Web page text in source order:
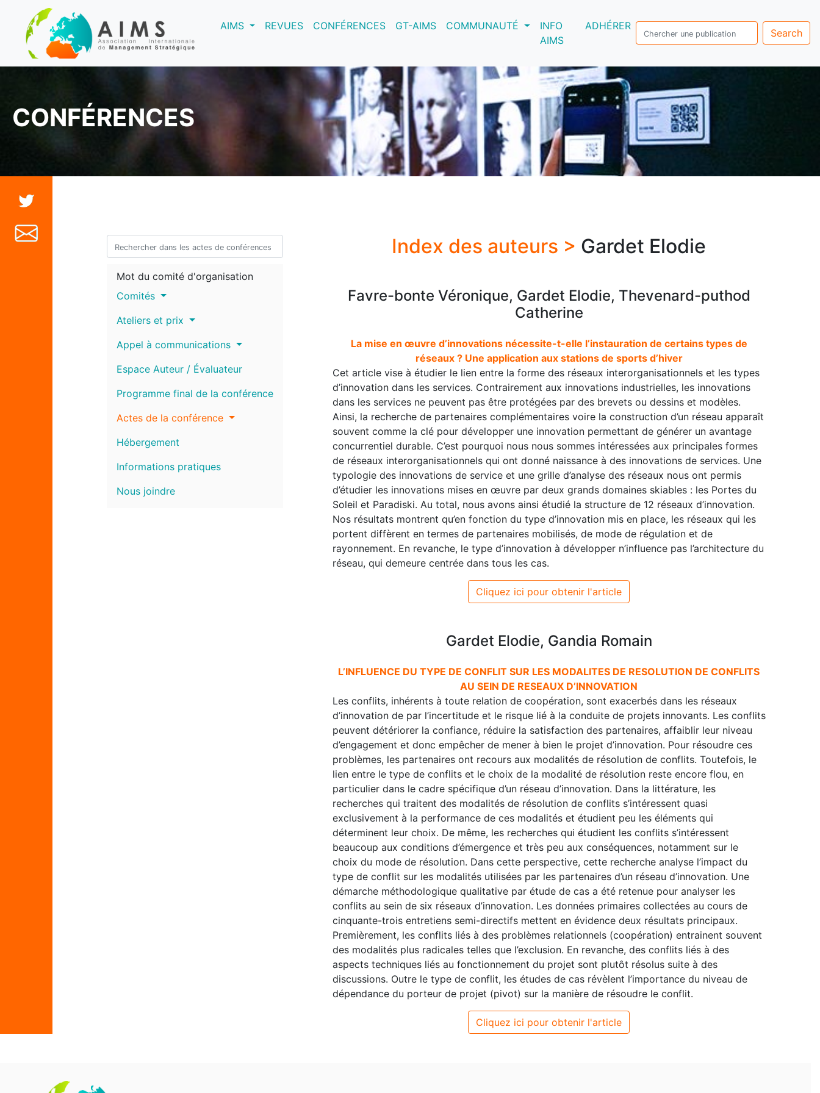
AIMS(current)REVUES CONFÉRENCES GT-AIMS COMMUNAUTÉ
INFO
AIMS
ADHÉRER
Search
CONFÉRENCES
Mot du comité d'organisation
Comités
Ateliers et prix
Appel à communications
Espace Auteur / Évaluateur
Programme final de la conférence
Actes de la conférence
Hébergement
Informations pratiques
Nous joindre
Index des auteurs > Gardet Elodie
Favre-bonte Véronique, Gardet Elodie, Thevenard-puthod
Catherine
La mise en œuvre d’innovations nécessite-t-elle l’instauration de certains types de
réseaux ? Une application aux stations de sports d’hiver
Cet article vise à étudier le lien entre la forme des réseaux interorganisationnels et les types
d’innovation dans les services. Contrairement aux innovations industrielles, les innovations
dans les services ne peuvent pas être protégées par des brevets ou dessins et modèles.
Ainsi, la recherche de partenaires complémentaires voire la construction d’un réseau apparaît
souvent comme la clé pour développer une innovation permettant de générer un avantage
concurrentiel durable. C’est pourquoi nous nous sommes intéressées aux principales formes
de réseaux interorganisationnels qui ont donné naissance à des innovations de services. Une
typologie des innovations de service et une grille d’analyse des réseaux nous ont permis
d’étudier les innovations mises en œuvre par deux grands domaines skiables : les Portes du
Soleil et Paradiski. Au total, nous avons ainsi étudié la structure de 12 réseaux d’innovation.
Nos résultats montrent qu’en fonction du type d’innovation mis en place, les réseaux qui les
portent diffèrent en termes de partenaires mobilisés, de mode de régulation et de
rayonnement. En revanche, le type d’innovation à développer n’influence pas l’architecture du
réseau, qui demeure centrée dans tous les cas.
Cliquez ici pour obtenir l'article
Gardet Elodie, Gandia Romain
L’INFLUENCE DU TYPE DE CONFLIT SUR LES MODALITES DE RESOLUTION DE CONFLITS
AU SEIN DE RESEAUX D’INNOVATION
Les conflits, inhérents à toute relation de coopération, sont exacerbés dans les réseaux
d’innovation de par l’incertitude et le risque lié à la conduite de projets innovants. Les conflits
peuvent détériorer la confiance, réduire la satisfaction des partenaires, affaiblir leur niveau
d’engagement et donc empêcher de mener à bien le projet d’innovation. Pour résoudre ces
problèmes, les partenaires ont recours aux modalités de résolution de conflits. Toutefois, le
lien entre le type de conflits et le choix de la modalité de résolution reste encore flou, en
particulier dans le cadre spécifique d’un réseau d’innovation. Dans la littérature, les
recherches qui traitent des modalités de résolution de conflits s’intéressent quasi
exclusivement à la performance de ces modalités et étudient peu les éléments qui
déterminent leur choix. De même, les recherches qui étudient les conflits s’intéressent
beaucoup aux conditions d’émergence et très peu aux conséquences, notamment sur le
choix du mode de résolution. Dans cette perspective, cette recherche analyse l’impact du
type de conflit sur les modalités utilisées par les partenaires d’un réseau d’innovation. Une
démarche méthodologique qualitative par étude de cas a été retenue pour analyser les
conflits au sein de six réseaux d’innovation. Les données primaires collectées au cours de
cinquante-trois entretiens semi-directifs mettent en évidence deux résultats principaux.
Premièrement, les conflits liés à des problèmes relationnels (coopération) entrainent souvent
des modalités plus radicales telles que l’exclusion. En revanche, des conflits liés à des
aspects techniques liés au fonctionnement du projet sont plutôt résolus suite à des
discussions. Outre le type de conflit, les études de cas révèlent l’importance du niveau de
dépendance du porteur de projet (pivot) sur la manière de résoudre le conflit.
Cliquez ici pour obtenir l'article